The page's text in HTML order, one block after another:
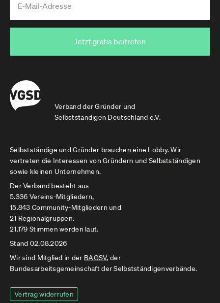
Verband der Gründer und
Selbstständigen Deutschland e.V.
Jetzt gratis beitreten
Selbstständige und Gründer brauchen eine Lobby. Wir
vertreten die Interessen von Gründern und Selbstständigen
sowie kleinen Unternehmen.
Der Verband besteht aus
5.336 Vereins-Mitgliedern,
15.843 Community-Mitgliedern und
21 Regionalgruppen.
21.179 Stimmen werden laut.
Stand 02.08.2026
Wir sind Mitglied in der BAGSV, der
Bundesarbeitsgemeinschaft der Selbstständigenverbände.
Vertrag widerrufen